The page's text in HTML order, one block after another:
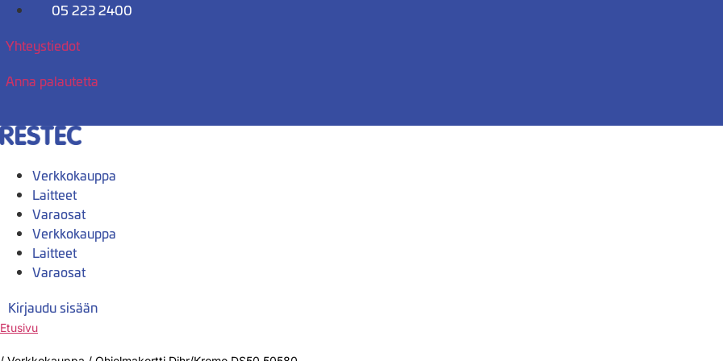
Mene
05 223 2400
Yhteystiedot
Anna palautetta
Verkkokauppa
Laitteet
Varaosat
Verkkokauppa
Laitteet
Varaosat
Kirjaudu sisään
Etusivu